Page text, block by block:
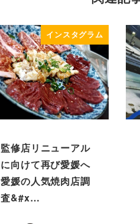
インスタグラム
監修店リニューアル
に向けて再び愛媛へ️
愛媛の人気焼肉店調
査&#x…